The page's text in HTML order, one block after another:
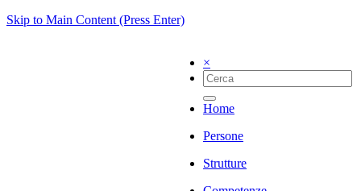
Skip to Main Content (Press Enter)
×
Home
Persone
Strutture